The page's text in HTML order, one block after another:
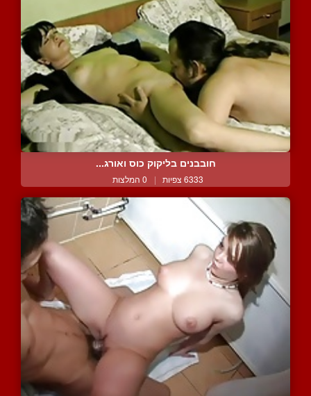
חובבנים בליקוק כוס ואורג...
6333 צפיות | 0 המלצות